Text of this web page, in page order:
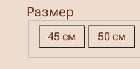
Размер
45 см 50 см